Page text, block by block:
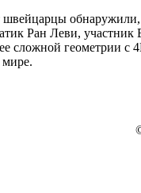
швейцарцы
Ран Леви, участник
сложной геометрии с
мире.